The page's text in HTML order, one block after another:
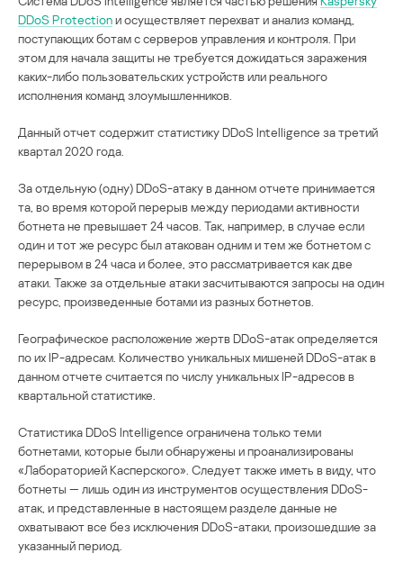
DDoS Protectionи осуществляет перехват и анализ команд,
поступающих ботам с серверов управления и контроля. При
этом для начала защиты не требуется дожидаться заражения
каких-либо пользовательских устройств или реального
исполнения команд злоумышленников.
Данный отчет содержит статистику DDoS Intelligence за третий
квартал 2020 года.
За отдельную (одну) DDoS-атаку в данном отчете принимается
та, во время которой перерыв между периодами активности
ботнета не превышает 24 часов. Так, например, в случае если
один и тот же ресурс был атакован одним и тем же ботнетом с
перерывом в 24 часа и более, это рассматривается как две
атаки. Также за отдельные атаки засчитываются запросы на один
ресурс, произведенные ботами из разных ботнетов.
Географическое расположение жертв DDoS-атак определяется
по их IP-адресам. Количество уникальных мишеней DDoS-атак в
данном отчете считается по числу уникальных IP-адресов в
квартальной статистике.
Статистика DDoS Intelligence ограничена только теми
ботнетами, которые были обнаружены и проанализированы
«Лабораторией Касперского». Следует также иметь в виду, что
ботнеты — лишь один из инструментов осуществления DDoS-
атак, и представленные в настоящем разделе данные не
охватывают все без исключения DDoS-атаки, произошедшие за
указанный период.